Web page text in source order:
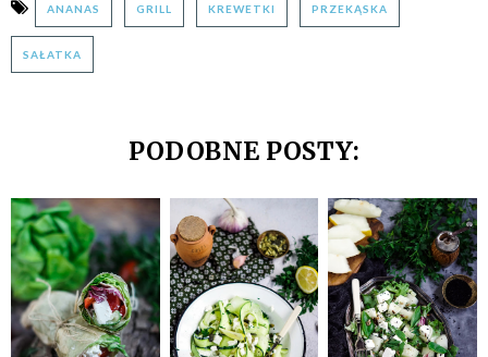
ANANAS GRILL KREWETKI PRZEKĄSKA
SAŁATKA
PODOBNE POSTY: